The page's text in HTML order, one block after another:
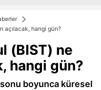
açılacak, hangi gün?
(BIST) ne
hangi gün?
sonu boyunca küresel